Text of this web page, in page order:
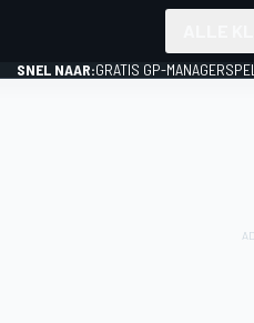
SNEL NAAR:GRATIS GP-MANAGERSPEL